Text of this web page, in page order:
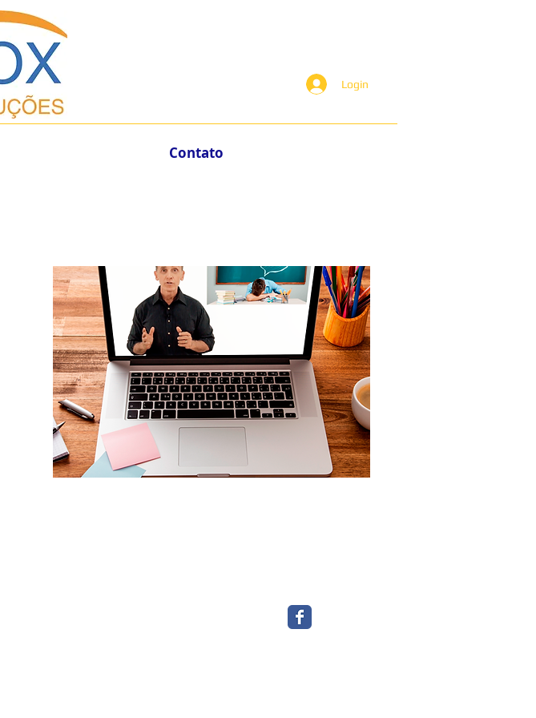
Login
Contato